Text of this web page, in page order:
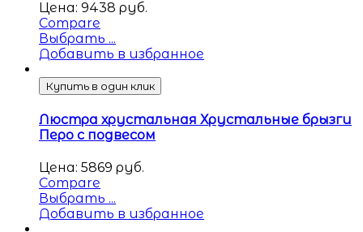
Цена: 9438 руб.
Compare
Выбрать ...
Добавить в избранное
Купить в один клик
Люстра хрустальная Хрустальные брызги
Перо с подвесом
Цена: 5869 руб.
Compare
Выбрать ...
Добавить в избранное